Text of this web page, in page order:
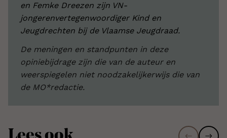
en Femke Dreezen zijn VN-
jongerenvertegenwoordiger Kind en
Jeugdrechten bij de Vlaamse Jeugdraad.
De meningen en standpunten in deze
opiniebijdrage zijn die van de auteur en
weerspiegelen niet noodzakelijkerwijs die van
de MO*redactie.